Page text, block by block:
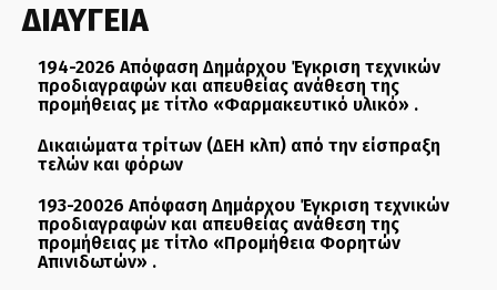
ΔΙΑΥΓΕΙΑ
194-2026 Απόφαση Δημάρχου Έγκριση τεχνικών
προδιαγραφών και απευθείας ανάθεση της
προμήθειας με τίτλο «Φαρμακευτικό υλικό» .
Δικαιώματα τρίτων (ΔΕΗ κλπ) από την είσπραξη
τελών και φόρων
193-20026 Απόφαση Δημάρχου Έγκριση τεχνικών
προδιαγραφών και απευθείας ανάθεση της
προμήθειας με τίτλο «Προμήθεια Φορητών
Απινιδωτών» .